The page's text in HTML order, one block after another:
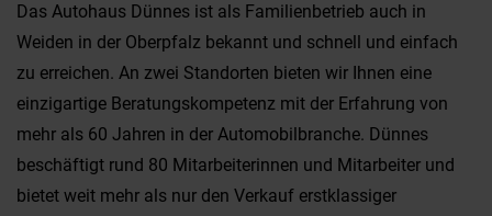
Das Autohaus Dünnes ist als Familienbetrieb auch in
Weiden in der Oberpfalz bekannt und schnell und einfach
zu erreichen. An zwei Standorten bieten wir Ihnen eine
einzigartige Beratungskompetenz mit der Erfahrung von
mehr als 60 Jahren in der Automobilbranche. Dünnes
beschäftigt rund 80 Mitarbeiterinnen und Mitarbeiter und
bietet weit mehr als nur den Verkauf erstklassiger